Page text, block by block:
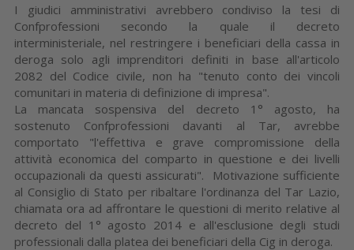
I giudici amministrativi avrebbero condiviso la tesi di
Confprofessioni secondo la quale il decreto
interministeriale, nel restringere i beneficiari della cassa in
deroga solo agli imprenditori definiti in base all'articolo
2082 del Codice civile, non ha "tenuto conto dei vincoli
comunitari in materia di definizione di impresa".
La mancata sospensiva del decreto 1° agosto, ha
sostenuto Confprofessioni davanti al Tar, avrebbe
comportato "l'effettiva e grave compromissione della
attività economica del comparto in questione e dei livelli
occupazionali da questi assicurati". Motivazione sufficiente
al Consiglio di Stato per ribaltare l'ordinanza del Tar Lazio,
chiamata ora ad affrontare le questioni di merito relative al
decreto del 1° agosto 2014 e all'esclusione degli studi
professionali dalla platea dei beneficiari della Cig in deroga.